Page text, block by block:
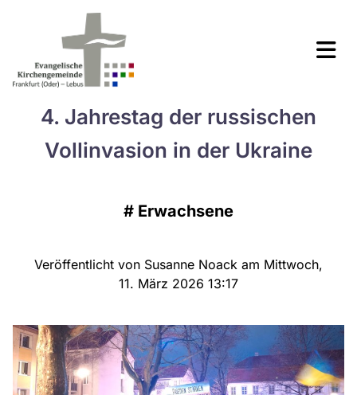
4. Jahrestag der russischen
Vollinvasion in der Ukraine
# Erwachsene
Veröffentlicht von Susanne Noack am Mittwoch,
11. März 2026 13:17